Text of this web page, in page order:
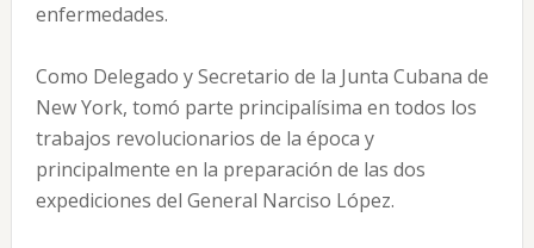
enfermedades.
Como Delegado y Secretario de la Junta Cubana de
New York, tomó parte principalísima en todos los
trabajos revolucionarios de la época y
principalmente en la preparación de las dos
expediciones del General Narciso López.